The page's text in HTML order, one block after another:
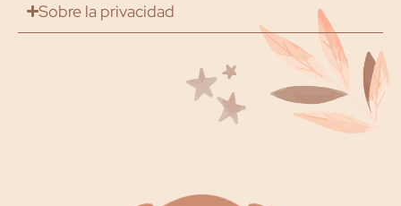
Sobre la privacidad